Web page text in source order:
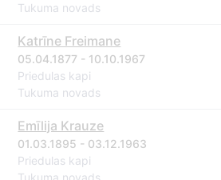
Tukuma novads
Katrīne Freimane
05.04.1877 - 10.10.1967
Priedulas kapi
Tukuma novads
Emīlija Krauze
01.03.1895 - 03.12.1963
Priedulas kapi
Tukuma novads